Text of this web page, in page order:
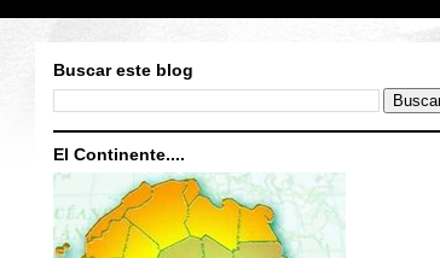
Buscar este blog
El Continente....